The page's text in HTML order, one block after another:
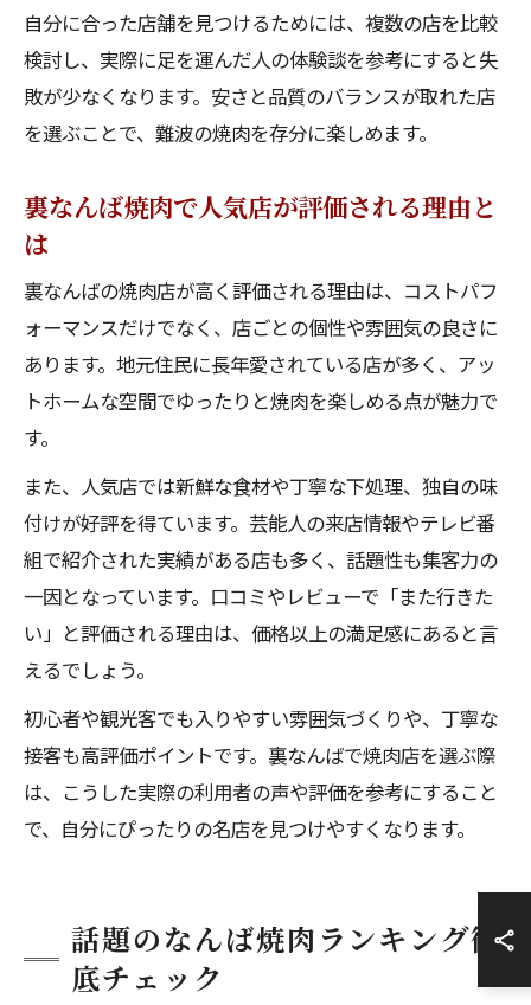
自分に合った店舗を見つけるためには、複数の店を比較
検討し、実際に足を運んだ人の体験談を参考にすると失
敗が少なくなります。安さと品質のバランスが取れた店
を選ぶことで、難波の焼肉を存分に楽しめます。
裏なんば焼肉で人気店が評価される理由と
は
裏なんばの焼肉店が高く評価される理由は、コストパフ
ォーマンスだけでなく、店ごとの個性や雰囲気の良さに
あります。地元住民に長年愛されている店が多く、アッ
トホームな空間でゆったりと焼肉を楽しめる点が魅力で
す。
また、人気店では新鮮な食材や丁寧な下処理、独自の味
付けが好評を得ています。芸能人の来店情報やテレビ番
組で紹介された実績がある店も多く、話題性も集客力の
一因となっています。口コミやレビューで「また行きた
い」と評価される理由は、価格以上の満足感にあると言
えるでしょう。
初心者や観光客でも入りやすい雰囲気づくりや、丁寧な
接客も高評価ポイントです。裏なんばで焼肉店を選ぶ際
は、こうした実際の利用者の声や評価を参考にすること
で、自分にぴったりの名店を見つけやすくなります。
話題のなんば焼肉ランキング徹
底チェック